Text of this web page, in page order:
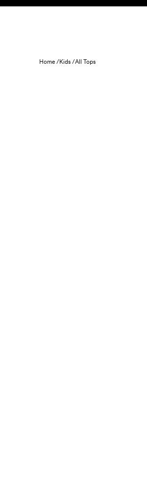
Skip to content
Home /Kids /All Tops